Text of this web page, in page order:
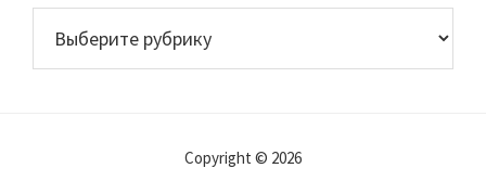
Copyright © 2026